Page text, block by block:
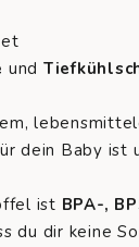
und
dein Baby ist
ist BPA-,
du dir keine